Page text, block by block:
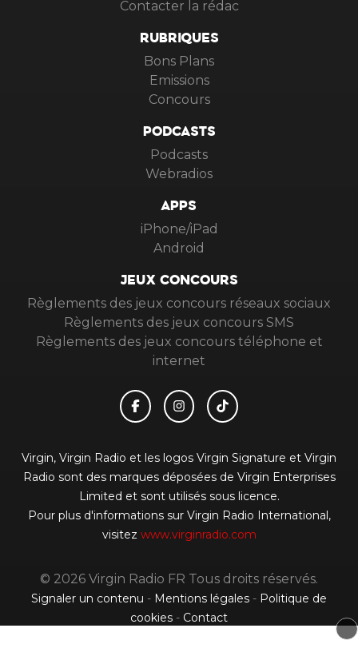
Contacter la rédac
RUBRIQUES
Bons Plans
Emissions
Concours
PODCASTS
Podcasts
Webradios
APPS
iPhone/iPad
Android
JEUX CONCOURS
Règlements des jeux concours réseaux sociaux
Règlements des jeux concours SMS
Règlements des jeux concours téléphone et
internet
Virgin, Virgin Radio et les logos Virgin Signature et Virgin
Radio sont des marques déposées de Virgin Enterprises
Limited et sont utilisés sous licence.
Pour plus d'informations sur Virgin Radio International,
visitez www.virginradio.com
© 2026 Virgin Radio FR Tous droits réservés.
Signaler un contenu - Mentions légales - Politique de
cookies - Contact